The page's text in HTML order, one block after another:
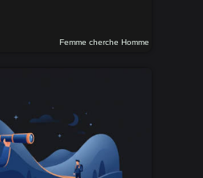
Femme cherche Homme